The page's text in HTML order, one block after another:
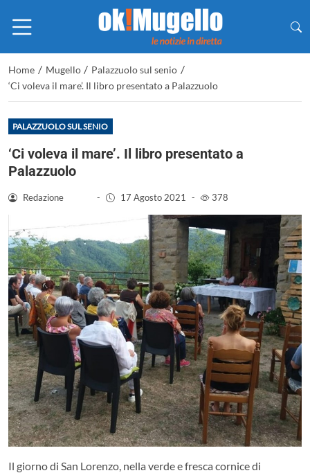
Home / Mugello / Palazzuolo sul senio /
‘Ci voleva il mare’. Il libro presentato a Palazzuolo
PALAZZUOLO SUL SENIO
‘Ci voleva il mare’. Il libro presentato a
Palazzuolo
Redazione - 17 Agosto 2021 - 378
Il giorno di San Lorenzo, nella verde e fresca cornice di